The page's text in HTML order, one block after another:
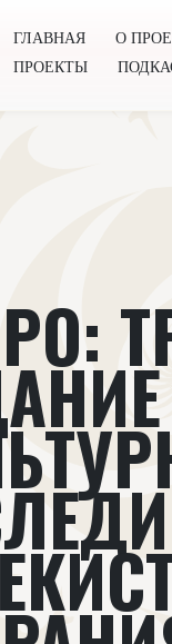
ГЛАВНАЯ О
ПРОЕКТЫ